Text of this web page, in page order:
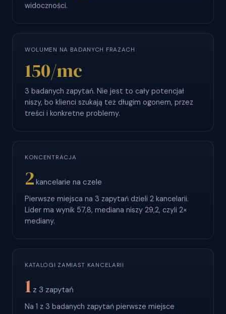
widoczności.
WOLUMEN NA BADANYCH FRAZACH
150/mc
3 badanych zapytań. Nie jest to cały potencjał
niszy, bo klienci szukają też długim ogonem, przez
treści i konkretne problemy.
KONCENTRACJA
2 kancelarie na czele
Pierwsze miejsca na 3 zapytań dzieli 2 kancelarii.
Lider ma wynik 57,8, mediana niszy 29,2, czyli 2×
mediany.
KATALOGI ZAMIAST KANCELARII
1 z 3 zapytań
Na 1 z 3 badanych zapytań pierwsze miejsce